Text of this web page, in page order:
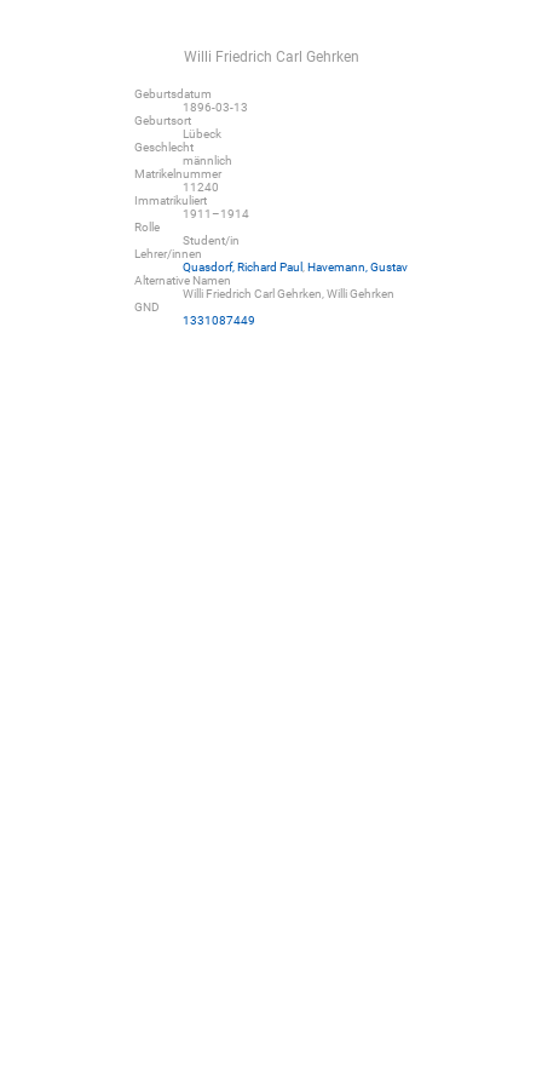
Willi Friedrich Carl Gehrken
Geburtsdatum
1896-03-13
Geburtsort
Lübeck
Geschlecht
männlich
Matrikelnummer
11240
Immatrikuliert
1911–1914
Rolle
Student/in
Lehrer/innen
Quasdorf, Richard Paul
Havemann, Gustav
Alternative Namen
Willi Friedrich Carl Gehrken, Willi Gehrken
GND
1331087449